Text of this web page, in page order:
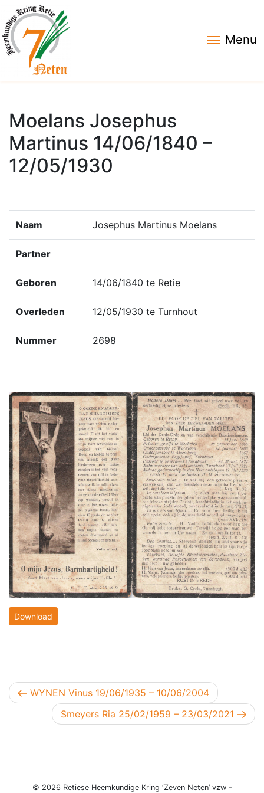
Menu
Moelans Josephus
Martinus 14/06/1840 –
12/05/1930
Naam Josephus Martinus Moelans
Partner
Geboren 14/06/1840 te Retie
Overleden 12/05/1930 te Turnhout
Nummer 2698
Download
Berichtnavigatie
Vorig bericht
WYNEN Vinus 19/06/1935 – 10/06/2004
Volgend bericht
Smeyers Ria 25/02/1959 – 23/03/2021
© 2026 Retiese Heemkundige Kring ‘Zeven Neten’ vzw -